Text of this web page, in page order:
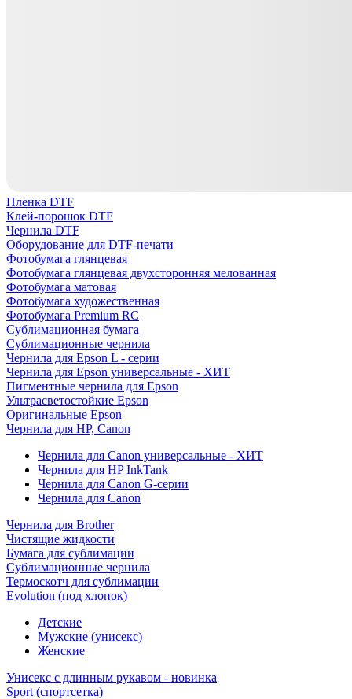
Пленка DTF
Клей-порошок DTF
Чернила DTF
Оборудование для DTF-печати
Фотобумага глянцевая
Фотобумага глянцевая двухсторонняя мелованная
Фотобумага матовая
Фотобумага художественная
Фотобумага Premium RC
Сублимационная бумага
Сублимационные чернила
Чернила для Epson L - серии
Чернила для Epson универсальные - ХИТ
Пигментные чернила для Epson
Ультрасветостойкие Epson
Оригинальные Epson
Чернила для HP, Canon
Чернила для Canon универсальные - ХИТ
Чернила для HP InkTank
Чернила для Canon G-серии
Чернила для Canon
Чернила для Brother
Чистящие жидкости
Бумага для сублимации
Сублимационные чернила
Термоскотч для сублимации
Evolution (под хлопок)
Детские
Мужские (унисекс)
Женские
Унисекс с длинным рукавом - новинка
Sport (спортсетка)